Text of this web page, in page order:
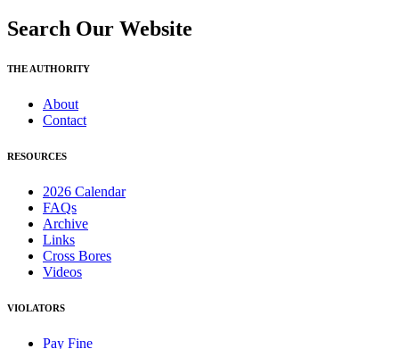
Search Our Website
THE AUTHORITY
About
Contact
RESOURCES
2026 Calendar
FAQs
Archive
Links
Cross Bores
Videos
VIOLATORS
Pay Fine